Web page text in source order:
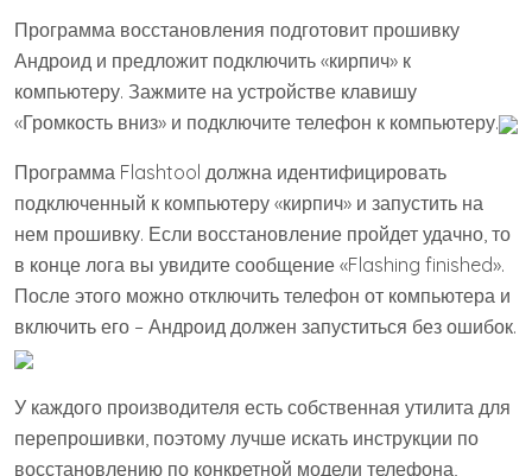
Программа восстановления подготовит прошивку
Андроид и предложит подключить «кирпич» к
компьютеру. Зажмите на устройстве клавишу
«Громкость вниз» и подключите телефон к компьютеру.
Программа Flashtool должна идентифицировать
подключенный к компьютеру «кирпич» и запустить на
нем прошивку. Если восстановление пройдет удачно, то
в конце лога вы увидите сообщение «Flashing finished».
После этого можно отключить телефон от компьютера и
включить его – Андроид должен запуститься без ошибок.
У каждого производителя есть собственная утилита для
перепрошивки, поэтому лучше искать инструкции по
восстановлению по конкретной модели телефона,